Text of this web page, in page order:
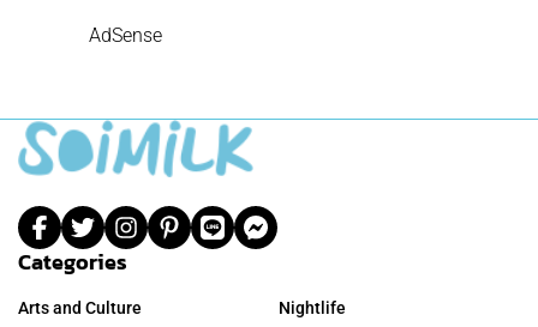
AdSense
Categories
Arts and Culture
Nightlife